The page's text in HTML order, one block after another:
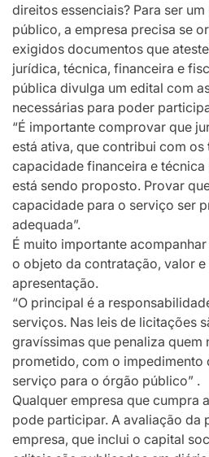
direitos essenciais? Para ser
público, a empresa precisa se
exigidos documentos que
jurídica, técnica, financeira e
pública divulga um edital com
necessárias para poder
“É importante comprovar que
está ativa, que contribui com os
capacidade financeira e
está sendo proposto. Provar
capacidade para o serviço ser
adequada”.
É muito importante
o objeto da contratação, valor
apresentação.
“O principal é a
serviços. Nas leis de licitações
gravíssimas que penaliza quem
prometido, com o impedimento
serviço para o órgão público” .
Qualquer empresa que cumpra
pode participar. A avaliação da
empresa, que inclui o capital